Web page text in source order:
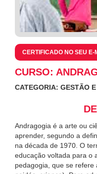
CERTIFICADO NO SEU
CURSO:
CATEGORIA: GESTÃO
Andragogia é a arte ou
aprender, segundo a
na década de 1970. O
educação voltada para o
pedagogia, que se